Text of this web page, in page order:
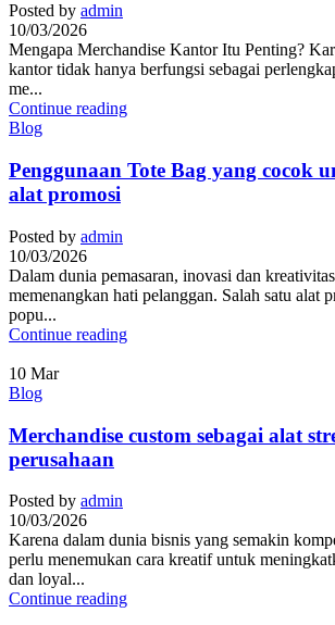
Posted by admin
10/03/2026
Mengapa Merchandise Kantor Itu Penting?
kantor tidak hanya berfungsi sebagai
me...
Continue reading
Blog
Penggunaan Tote Bag yang cocok
alat promosi
Posted by admin
10/03/2026
Dalam dunia pemasaran, inovasi dan
memenangkan hati pelanggan. Salah satu alat
popu...
Continue reading
10 Mar
Blog
Merchandise custom sebagai alat
perusahaan
Posted by admin
10/03/2026
Karena dalam dunia bisnis yang semakin
perlu menemukan cara kreatif untuk
dan loyal...
Continue reading